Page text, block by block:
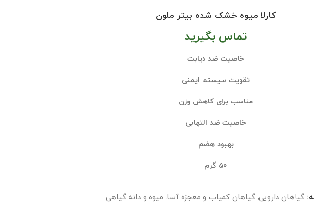
کارلا میوه خشک شده بیتر ملون
تماس بگیرید
خاصیت ضد دیابت
تقویت سیستم ایمنی
مناسب برای کاهش وزن
خاصیت ضد التهابی
بهبود هضم
50 گرم
گیاهان دارویی, گیاهان کمیاب و معجزه آسا, میوه و دانه گیاهی